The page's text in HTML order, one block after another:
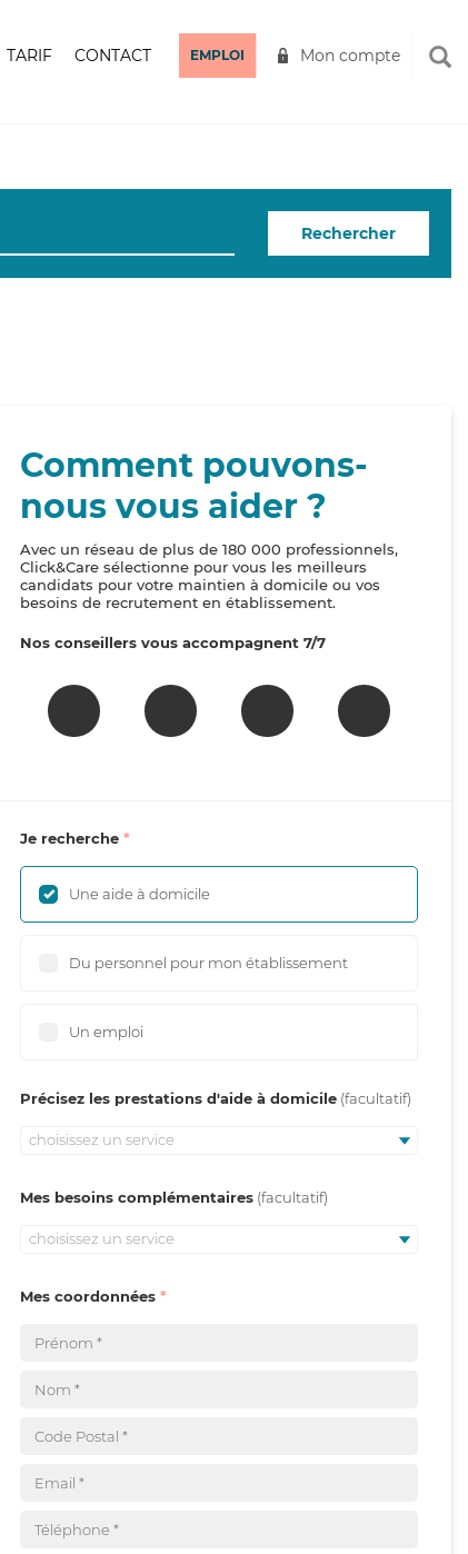
TARIF CONTACT EMPLOI Mon compte
Rechercher
Comment pouvons-
nous vous aider ?
Avec un réseau de plus de 180 000 professionnels,
Click&Care sélectionne pour vous les meilleurs
candidats pour votre maintien à domicile ou vos
besoins de recrutement en établissement.
Nos conseillers vous accompagnent 7/7
Je recherche
Une aide à domicile
Du personnel pour mon établissement
Un emploi
Précisez les prestations d'aide à domicile
choisissez un service
Mes besoins complémentaires
choisissez un service
Mes coordonnées